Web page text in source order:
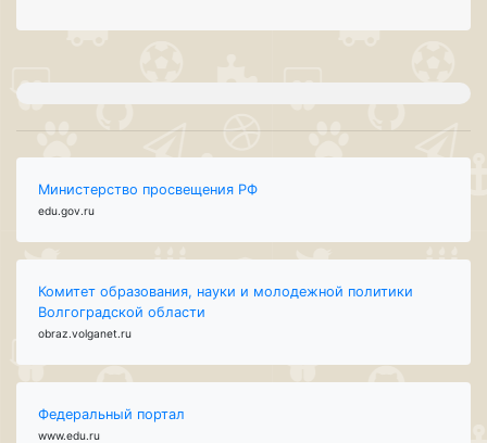
Министерство просвещения РФ
edu.gov.ru
Комитет образования, науки и молодежной политики
Волгоградской области
obraz.volganet.ru
Федеральный портал
www.edu.ru